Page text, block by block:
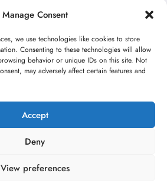
Manage Consent
we use technologies like cookies to store
Consenting to these technologies will allow
behavior or unique IDs on this site. Not
may adversely affect certain features and
Accept
Deny
View preferences
Youtube
Uslovi Kontakt